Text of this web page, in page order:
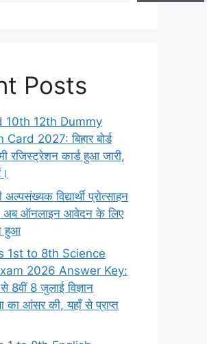
Posts
10th 12th Dummy
2027: बिहार बोर्ड
रजिस्ट्रेशन कार्ड हुआ जारी,
अल्पसंख्यक विद्यार्थी प्रोत्साहन
अब ऑनलाइन आवेदन के लिए
हुआ
1st to 8th Science
2026 Answer Key:
से 8वीं 8 जुलाई विज्ञान
का आंसर की, यहाँ से प्राप्त